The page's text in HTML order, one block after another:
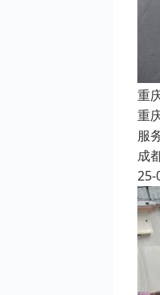
重
重
服
成
25-